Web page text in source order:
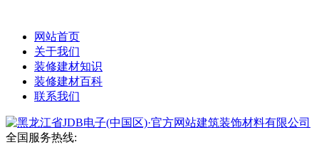
网站首页
关于我们
装修建材知识
装修建材百科
联系我们
全国服务热线: